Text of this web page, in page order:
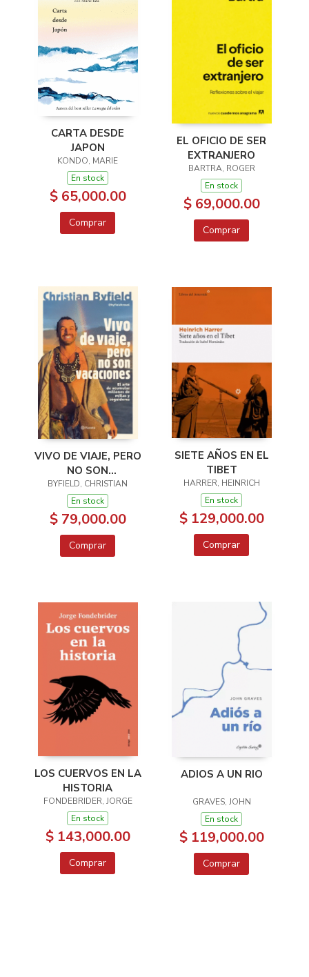
CARTA DESDE
JAPON
KONDO, MARIE
En stock
$ 65,000.00
Comprar
EL OFICIO DE SER
EXTRANJERO
BARTRA, ROGER
En stock
$ 69,000.00
Comprar
VIVO DE VIAJE, PERO
NO SON
VACACIONES
BYFIELD, CHRISTIAN
En stock
$ 79,000.00
Comprar
SIETE AÑOS EN EL
TIBET
HARRER, HEINRICH
En stock
$ 129,000.00
Comprar
LOS CUERVOS EN LA
HISTORIA
FONDEBRIDER, JORGE
En stock
$ 143,000.00
Comprar
ADIOS A UN RIO
GRAVES, JOHN
En stock
$ 119,000.00
Comprar